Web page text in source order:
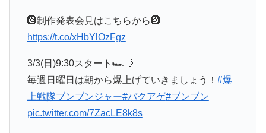
🛞制作発表会見はこちらから🛞
https://t.co/xHbYlOzFgz
3/3(日)9:30スタート🏎️💨
毎週日曜日は朝から爆上げていきましょう！ #爆
上戦隊ブンブンジャー#バクアゲ#ブンブン
pic.twitter.com/7ZacLE8k8s